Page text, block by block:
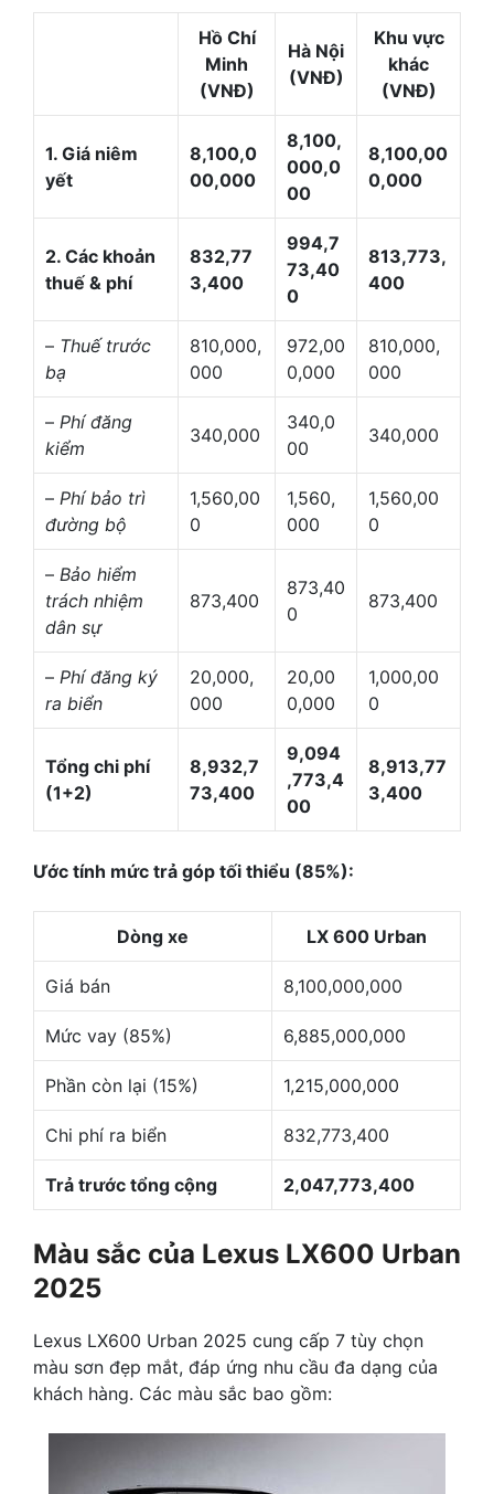
Hồ Chí
Minh
(VNĐ)
Hà Nội
(VNĐ)
Khu vực
khác
(VNĐ)
1. Giá niêm
yết
8,100,0
00,000
8,100,
000,0
00
8,100,00
0,000
2. Các khoản
thuế & phí
832,77
3,400
994,7
73,40
0
813,773,
400
– Thuế trước
bạ
810,000,
000
972,00
0,000
810,000,
000
– Phí đăng
kiểm
340,000
340,0
00
340,000
– Phí bảo trì
đường bộ
1,560,00
0
1,560,
000
1,560,00
0
– Bảo hiểm
trách nhiệm
dân sự
873,400
873,40
0
873,400
– Phí đăng ký
ra biển
20,000,
000
20,00
0,000
1,000,00
0
Tổng chi phí
(1+2)
8,932,7
73,400
9,094
,773,4
00
8,913,77
3,400
Ước tính mức trả góp tối thiểu (85%):
Dòng xe LX 600 Urban
Giá bán 8,100,000,000
Mức vay (85%) 6,885,000,000
Phần còn lại (15%) 1,215,000,000
Chi phí ra biển 832,773,400
Trả trước tổng cộng 2,047,773,400
Màu sắc của Lexus LX600 Urban
2025
Lexus LX600 Urban 2025 cung cấp 7 tùy chọn
màu sơn đẹp mắt, đáp ứng nhu cầu đa dạng của
khách hàng. Các màu sắc bao gồm: